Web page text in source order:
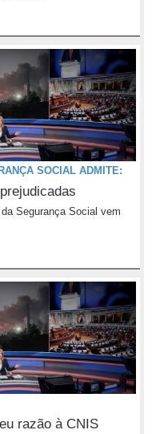
SOCIAL ADMITE:
Segurança Social vem
razão à CNIS